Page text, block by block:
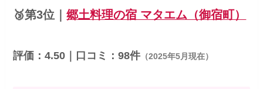
🥉第3位｜郷土料理の宿 マタエム（御宿町）
評価：4.50｜口コミ：98件 （2025年5月現在）